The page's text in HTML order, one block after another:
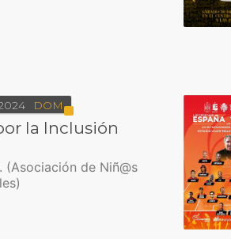
DOM
la Inclusión
(Asociación de Niñ@s